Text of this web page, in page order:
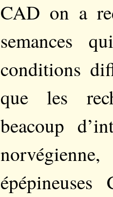
CAD on a
semances
conditions
que les
beacoup